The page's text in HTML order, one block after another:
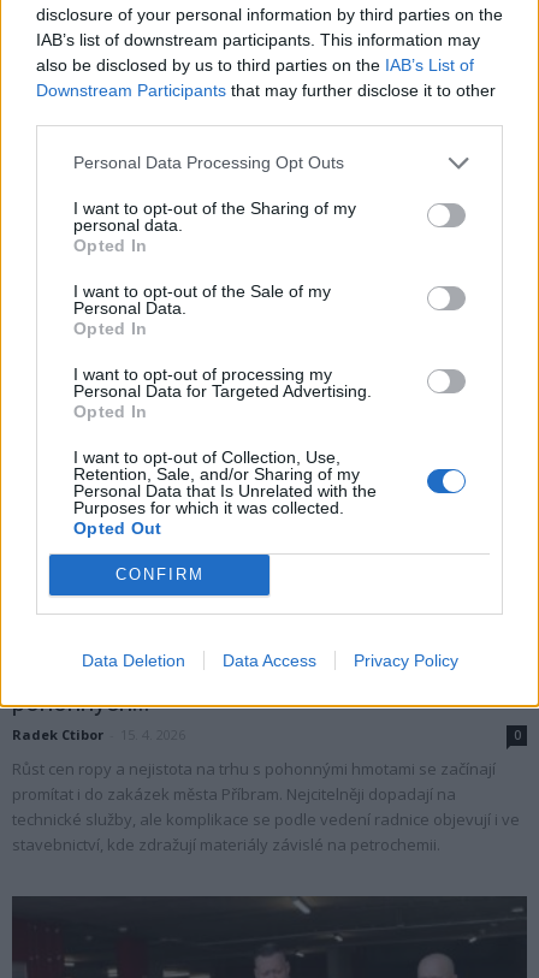
disclosure of your personal information by third parties on the
IAB’s list of downstream participants. This information may
also be disclosed by us to third parties on the IAB’s List of
Downstream Participants that may further disclose it to other
Personal Data Processing Opt Outs
I want to opt-out of the Sharing of my
personal data.
Opted In
I want to opt-out of the Sale of my
Personal Data.
Opted In
I want to opt-out of processing my
Personal Data for Targeted Advertising.
Opted In
I want to opt-out of Collection, Use,
Retention, Sale, and/or Sharing of my
Personal Data that Is Unrelated with the
Purposes for which it was collected.
Opted Out
CONFIRM
Data Deletion Data Access Privacy Policy
Zpravodajství
Lékařský dům v Příbrami se posouvá, město
Radek Ctibor - 16. 4. 2026
Plán přeměny bývalé II. polikliniky v Příbrami na takzvaný lékařský
dům se posouvá do další fáze a dozná změn. Podle vedení města
zůstává základní záměr zachován, konkrétní podoba projektu se ale
bude lišit od původních představ a bude ji muset znovu posoudit
zastupitelstvo.
Zpravodajství
zpoždění, město řeší dopady drahých
pohonných...
Radek Ctibor 0
Růst cen ropy a nejistota na trhu s pohonnými hmotami se začínají
promítat i do zakázek města Příbram. Nejcitelněji dopadají na
technické služby, ale komplikace se podle vedení radnice objevují i ve
stavebnictví, kde zdražují materiály závislé na petrochemii.